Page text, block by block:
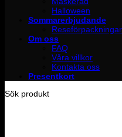
Halloween
Sommarerbjudande
Reseförpackningar
Om oss
FAQ
Våra villkor
Kontakta oss
Presentkort
Sök produkt